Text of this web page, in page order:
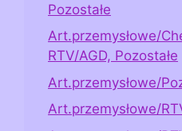
Pozostałe
Art.przemysłowe/
RTV/AGD, Pozostałe
Art.przemysłowe/
Art.przemysłowe/